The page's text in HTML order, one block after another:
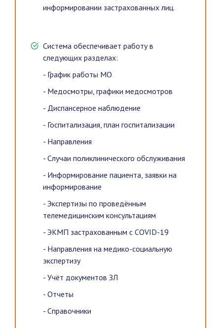
информировании застрахованных лиц.
Система обеспечивает работу в
следующих разделах:
- График работы МО
- Медосмотры, графики медосмотров
- Диспансерное наблюдение
- Госпитализация, план госпитализации
- Направления
- Случаи поликлинического обслуживания
- Информирование пациента, заявки на
информирование
- Экспертизы по проведённым
телемедицинским консультациям
- ЭКМП застрахованным с COVID-19
- Направления на медико-социальную
экспертизу
- Учёт документов ЗЛ
- Отчеты
- Справочники